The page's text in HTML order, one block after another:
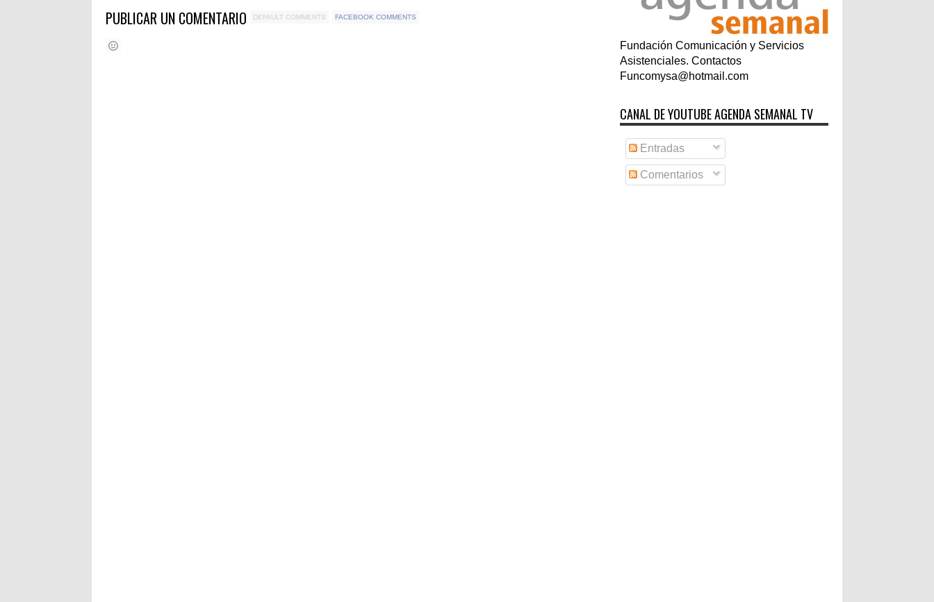
PUBLICAR UN COMENTARIO DEFAULT COMMENTS FACEBOOK COMMENTS
Fundación Comunicación y Servicios
Asistenciales. Contactos
Funcomysa@hotmail.com
CANAL DE YOUTUBE AGENDA SEMANAL TV
Entradas
Comentarios